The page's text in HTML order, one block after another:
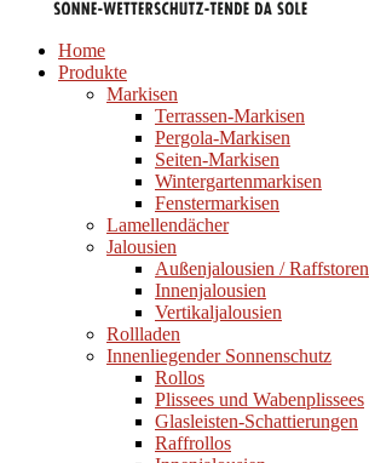
Home
Produkte
Markisen
Terrassen-Markisen
Pergola-Markisen
Seiten-Markisen
Wintergartenmarkisen
Fenstermarkisen
Lamellendächer
Jalousien
Außenjalousien / Raffstoren
Innenjalousien
Vertikaljalousien
Rollladen
Innenliegender Sonnenschutz
Rollos
Plissees und Wabenplissees
Glasleisten-Schattierungen
Raffrollos